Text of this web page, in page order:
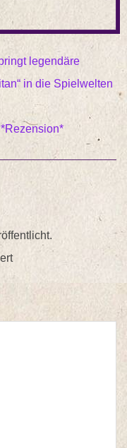
legendäre
in die Spielwelten